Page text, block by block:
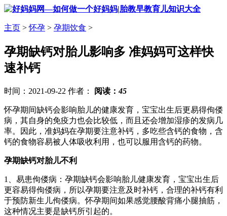
主页 >怀孕 > 孕期饮食 >
孕期缺钙对胎儿影响多 准妈妈可这样快
速补钙
时间：2021-09-22 作者： 阅读：45
怀孕期间缺钙会影响胎儿的健康发育，宝宝出生后更易得佝偻
病，其自身的免疫力也会比较低，而且还会增加湿疹的发病几
率。因此，准妈妈在孕期要注意补钙，多吃些含钙的食物，含
钙的食物容易被人体吸收利用，也可以服用含钙的药物。
孕期缺钙对胎儿不利
1、易患佝偻病：孕期缺钙会影响胎儿健康发育，宝宝出生后
更容易得佝偻病，所以孕期要注意及时补钙，合理的补钙有利
于预防新生儿佝偻病。怀孕期间如果感觉腰酸背痛小腿抽筋，
这种情况主要是缺钙所引起的。